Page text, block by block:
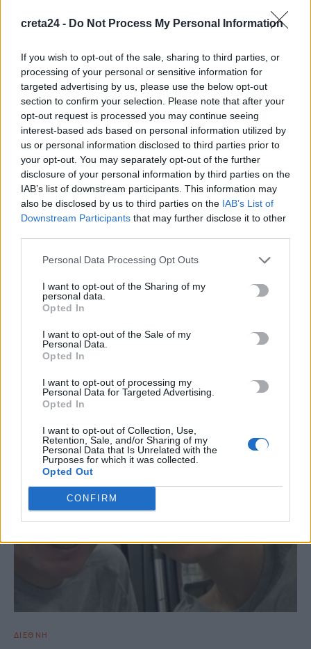
creta24 - Do Not Process My Personal Information
If you wish to opt-out of the sale, sharing to third parties, or
processing of your personal or sensitive information for
targeted advertising by us, please use the below opt-out
section to confirm your selection. Please note that after your
opt-out request is processed you may continue seeing
interest-based ads based on personal information utilized by
us or personal information disclosed to third parties prior to
your opt-out. You may separately opt-out of the further
disclosure of your personal information by third parties on the
IAB’s list of downstream participants. This information may
also be disclosed by us to third parties on the IAB’s List of
Downstream Participants that may further disclose it to other
Personal Data Processing Opt Outs
I want to opt-out of the Sharing of my
personal data.
Opted In
I want to opt-out of the Sale of my
Personal Data.
Opted In
I want to opt-out of processing my
Personal Data for Targeted Advertising.
Opted In
I want to opt-out of Collection, Use,
Retention, Sale, and/or Sharing of my
Personal Data that Is Unrelated with the
Purposes for which it was collected.
Opted Out
CONFIRM
Άνοια: Ποια είναι τα επαγγέλματα που προστατεύουν τον
εγκέφαλο
Επίδομα €391 από τον ΟΠΕΚΑ, χωρίς εισοδηματικά κριτήρια:
Η προϋπόθεση
8 Αυγούστου, 2026
Θεατρική αφήγηση «Έρευσεν ύδωρ» στο Δημοτικό Σχολείο
Κεφαλά
8 Αυγούστου, 2026
TRENDING
ΠΥΡΚΑΓΙΕΣ
ΔΙΕΘΝΗ